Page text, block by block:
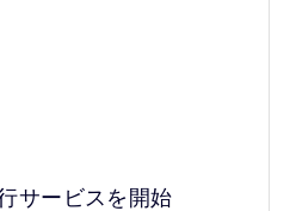
サービスを開始